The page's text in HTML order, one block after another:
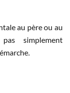
au père ou au
simplement